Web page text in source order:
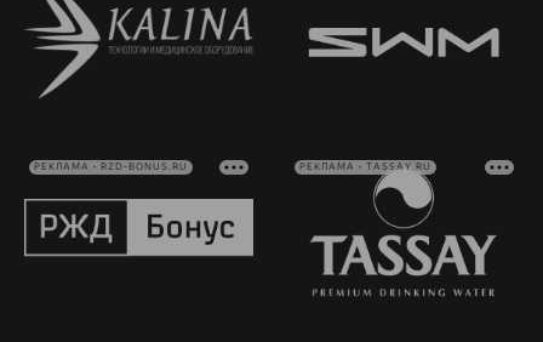
РЕКЛАМА • RZD-BONUS.RU РЕКЛАМА • TASSAY.RU